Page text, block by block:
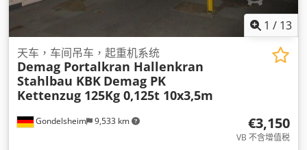
1 / 13
Gondelsheim 9,533 km
天车，车间吊车，起重机系统
Demag Portalkran Hallenkran
Stahlbau KBK Demag PK
Kettenzug 125Kg 0,125t 10x3,5m
€3,150
VB 不含增值税